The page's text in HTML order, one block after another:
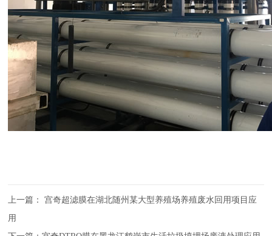
上一篇：宫奇超滤膜在湖北随州某大型养殖场养殖废水回用项目应
用